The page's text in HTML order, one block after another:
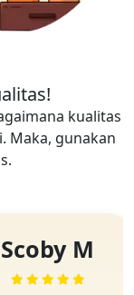
kualitas
Maka, gunakan
Scoby M